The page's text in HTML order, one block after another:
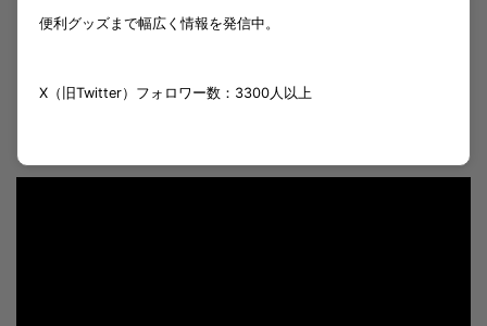
便利グッズまで幅広く情報を発信中。
X（旧Twitter）フォロワー数：3300人以上